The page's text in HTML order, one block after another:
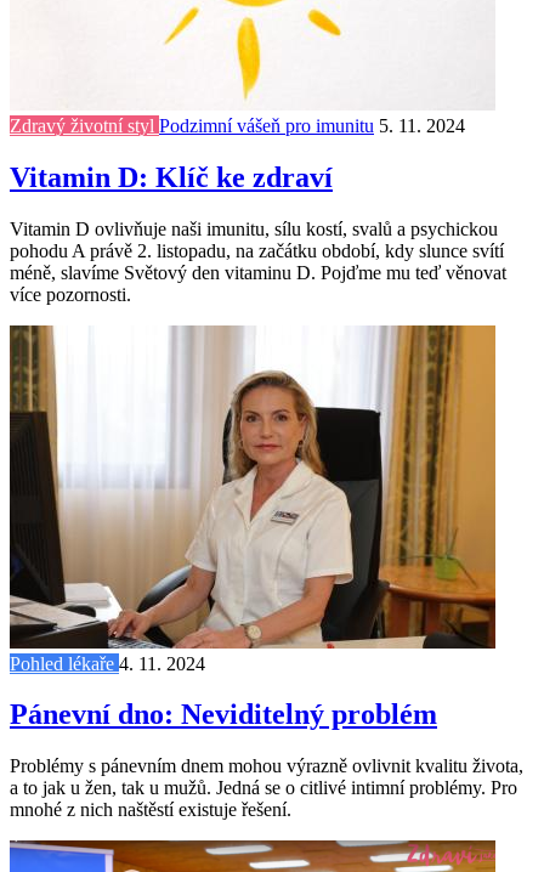
Zdravý životní styl Podzimní vášeň pro imunitu 5. 11. 2024
Vitamin D: Klíč ke zdraví
Vitamin D ovlivňuje naši imunitu, sílu kostí, svalů a psychickou
pohodu A právě 2. listopadu, na začátku období, kdy slunce svítí
méně, slavíme Světový den vitaminu D. Pojďme mu teď věnovat
více pozornosti.
Pohled lékaře 4. 11. 2024
Pánevní dno: Neviditelný problém
Problémy s pánevním dnem mohou výrazně ovlivnit kvalitu života,
a to jak u žen, tak u mužů. Jedná se o citlivé intimní problémy. Pro
mnohé z nich naštěstí existuje řešení.